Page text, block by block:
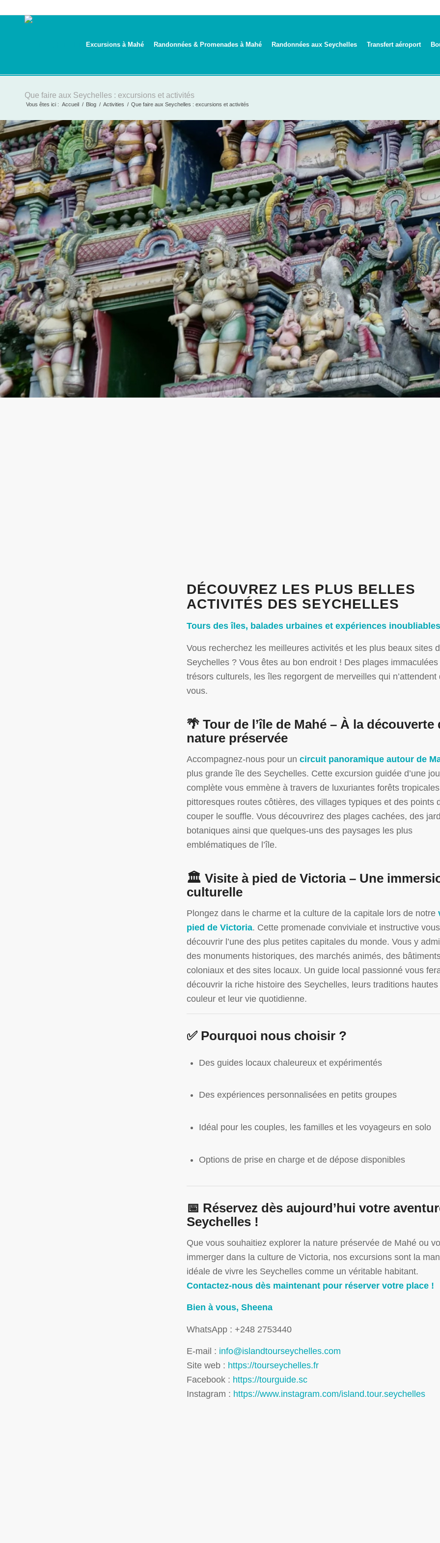
Excursions à Mahé Randonnées & Promenades à Mahé Randonnées aux Seychelles Transfert aéroport
Que faire aux Seychelles : excursions et activités
Vous êtes ici : Accueil / Blog / Activities / Que faire aux Seychelles : excursions et activités
DÉCOUVREZ LES PLUS BELLES
ACTIVITÉS DES SEYCHELLES
Tours des îles, balades urbaines et expériences inoubliables
Vous recherchez les meilleures activités et les plus beaux sites
Seychelles ? Vous êtes au bon endroit ! Des plages immaculées
trésors culturels, les îles regorgent de merveilles qui n’attendent
vous.
🌴 Tour de l’île de Mahé– À la découverte
nature préservée
Accompagnez-nous pour un circuit panoramique autour de
plus grande île des Seychelles. Cette excursion guidée d’une
complète vous emmène à travers de luxuriantes forêts
pittoresques routes côtières, des villages typiques et des points
couper le souffle. Vous découvrirez des plages cachées, des
botaniques ainsi que quelques-uns des paysages les plus
emblématiques de l’île.
🏛️ Visite à pied de Victoria– Une
culturelle
Plongez dans le charme et la culture de la capitale lors de notre
pied de Victoria. Cette promenade conviviale et instructive
découvrir l’une des plus petites capitales du monde. Vous y
des monuments historiques, des marchés animés, des
coloniaux et des sites locaux. Un guide local passionné vous
découvrir la riche histoire des Seychelles, leurs traditions hautes
couleur et leur vie quotidienne.
✅ Pourquoi nous choisir ?
Des guides locaux chaleureux et expérimentés
Des expériences personnalisées en petits groupes
Idéal pour les couples, les familles et les voyageurs en solo
Options de prise en charge et de dépose disponibles
📅 Réservez dès aujourd’hui votre
Seychelles !
Que vous souhaitiez explorer la nature préservée de Mahé ou
immerger dans la culture de Victoria, nos excursions sont la
idéale de vivre les Seychelles comme un véritable habitant.
Contactez-nous dès maintenant pour réserver votre place !
Bien à vous, Sheena
WhatsApp : +248 2753440
E-mail : info@islandtourseychelles.com
Site web : https://tourseychelles.fr
Facebook : https://tourguide.sc
Instagram : https://www.instagram.com/island.tour.seychelles